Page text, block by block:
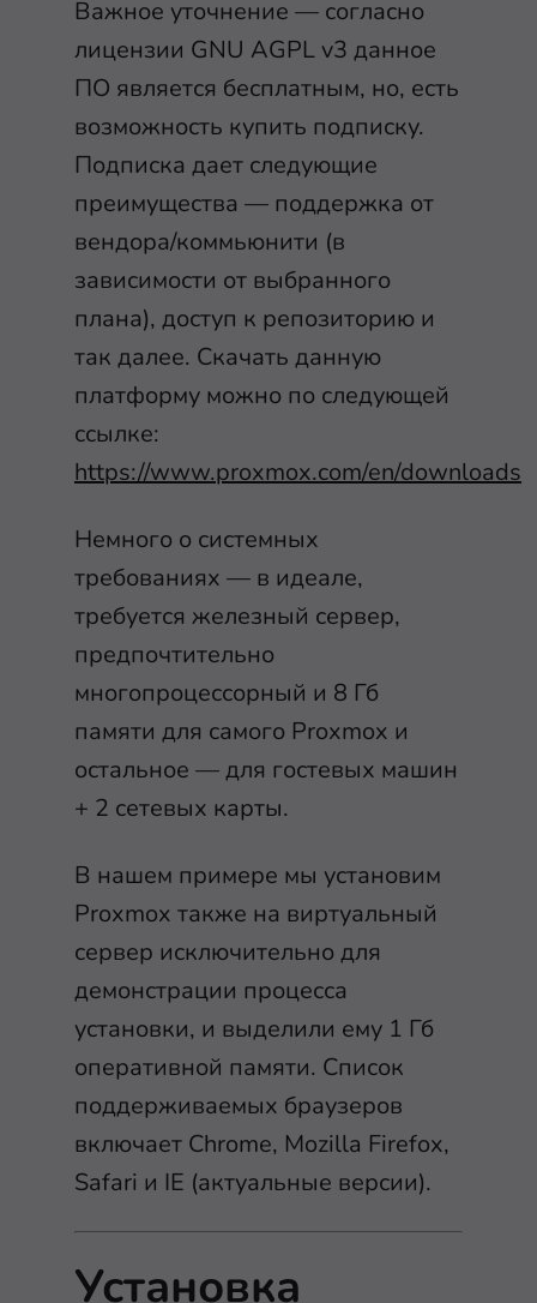
Важное уточнение — согласно
лицензии GNU AGPL v3 данное
ПО является бесплатным, но, есть
возможность купить подписку.
Подписка дает следующие
преимущества — поддержка от
вендора/коммьюнити (в
зависимости от выбранного
плана), доступ к репозиторию и
так далее. Скачать данную
платформу можно по следующей
ссылке:
https://www.proxmox.com/en/downloads
Немного о системных
требованиях — в идеале,
требуется железный сервер,
предпочтительно
многопроцессорный и 8 Гб
памяти для самого Proxmox и
остальное — для гостевых машин
+ 2 сетевых карты.
В нашем примере мы установим
Proxmox также на виртуальный
сервер исключительно для
демонстрации процесса
установки, и выделили ему 1 Гб
оперативной памяти. Список
поддерживаемых браузеров
включает Chrome, Mozilla Firefox,
Safari и IE (актуальные версии).
Установка